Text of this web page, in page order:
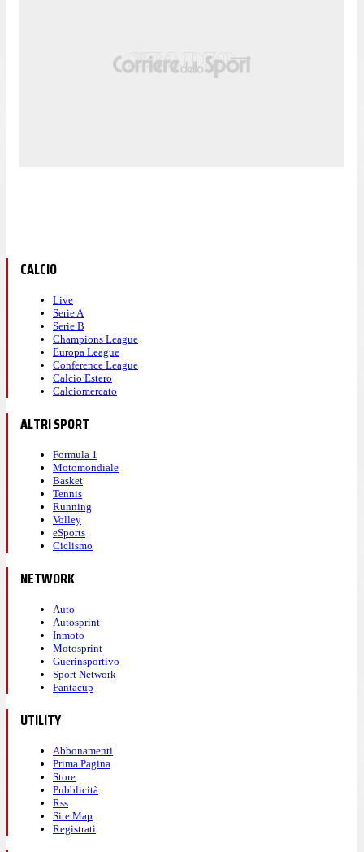
CALCIO
Live
Serie A
Serie B
Champions League
Europa League
Conference League
Calcio Estero
Calciomercato
ALTRI SPORT
Formula 1
Motomondiale
Basket
Tennis
Running
Volley
eSports
Ciclismo
NETWORK
Auto
Autosprint
Inmoto
Motosprint
Guerinsportivo
Sport Network
Fantacup
UTILITY
Abbonamenti
Prima Pagina
Store
Pubblicità
Rss
Site Map
Registrati